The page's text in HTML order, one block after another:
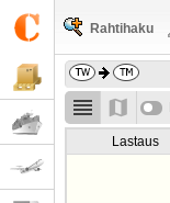
Rahtihaku
Lastaus